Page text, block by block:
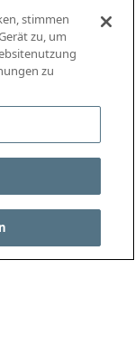
stimmen
zu, um
zu